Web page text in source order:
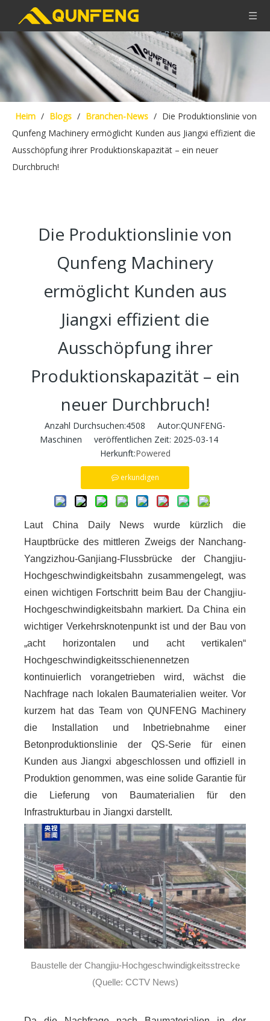
Heim / Blogs / Branchen-News / Die Produktionslinie von
Qunfeng Machinery ermöglicht Kunden aus Jiangxi effizient die
Ausschöpfung ihrer Produktionskapazität – ein neuer
Durchbruch!
Die Produktionslinie von
Qunfeng Machinery
ermöglicht Kunden aus
Jiangxi effizient die
Ausschöpfung ihrer
Produktionskapazität – ein
neuer Durchbruch!
Anzahl Durchsuchen:4508 Autor:QUNFENG-
Maschinen veröffentlichen Zeit: 2025-03-14
Herkunft:Powered
erkundigen
Laut China Daily News wurde kürzlich die
Hauptbrücke des mittleren Zweigs der Nanchang-
Yangzizhou-Ganjiang-Flussbrücke der Changjiu-
Hochgeschwindigkeitsbahn zusammengelegt, was
einen wichtigen Fortschritt beim Bau der Changjiu-
Hochgeschwindigkeitsbahn markiert. Da China ein
wichtiger Verkehrsknotenpunkt ist und der Bau von
„acht horizontalen und acht vertikalen“
Hochgeschwindigkeitsschienennetzen
kontinuierlich vorangetrieben wird, wächst die
Nachfrage nach lokalen Baumaterialien weiter. Vor
kurzem hat das Team von QUNFENG Machinery
die Installation und Inbetriebnahme einer
Betonproduktionslinie der QS-Serie für einen
Kunden aus Jiangxi abgeschlossen und offiziell in
Produktion genommen, was eine solide Garantie für
die Lieferung von Baumaterialien für den
Infrastrukturbau in Jiangxi darstellt.
Baustelle der Changjiu-Hochgeschwindigkeitsstrecke
(Quelle: CCTV News)